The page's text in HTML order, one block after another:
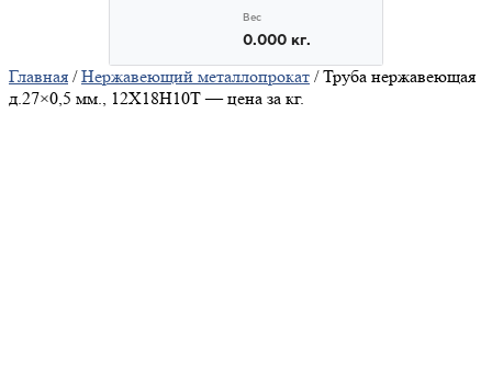
Главная /Нержавеющий металлопрокат / Труба нержавеющая
д.27×0,5 мм., 12Х18Н10Т — цена за кг.